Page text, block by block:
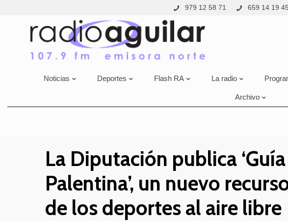
979 12 58 71 659 14 19 45
Noticias Deportes Flash RA La radio
Archivo
La Diputación publica
Palentina’, un nuevo
de los deportes al aire libre